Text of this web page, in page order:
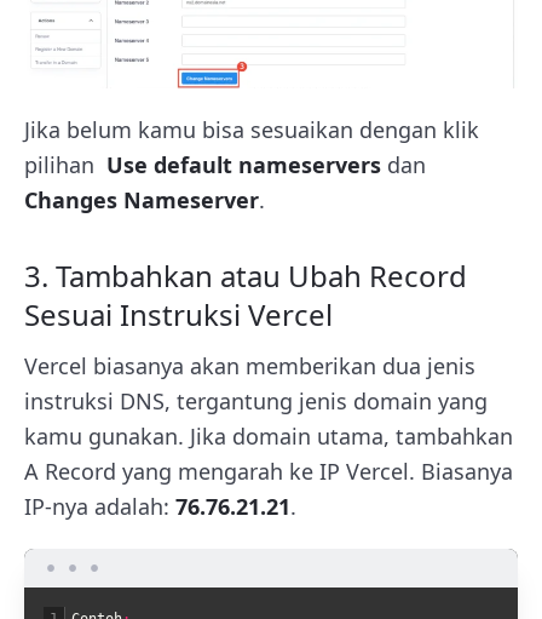
Jika belum kamu bisa sesuaikan dengan klik
pilihan Use default nameservers dan
Changes Nameserver.
3. Tambahkan atau Ubah Record
Sesuai Instruksi Vercel
Vercel biasanya akan memberikan dua jenis
instruksi DNS, tergantung jenis domain yang
kamu gunakan. Jika domain utama, tambahkan
A Record yang mengarah ke IP Vercel. Biasanya
IP-nya adalah: 76.76.21.21.